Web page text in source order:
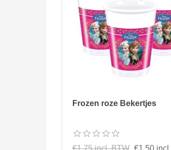
Frozen roze Bekertjes
€1,75 incl. BTW €1,50 incl.